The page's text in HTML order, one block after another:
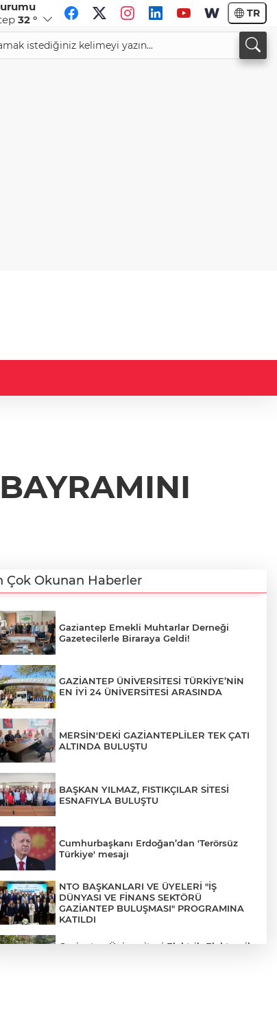
32 ° TR
%-0,21
33,9826
Çok Okunan Haberler
Gaziantep Emekli Muhtarlar Derneği
Gazetecilerle Biraraya Geldi!
GAZİANTEP ÜNİVERSİTESİ TÜRKİYE’NİN
EN İYİ 24 ÜNİVERSİTESİ ARASINDA
MERSİN'DEKİ GAZİANTEPLİLER TEK ÇATI
ALTINDA BULUŞTU
BAŞKAN YILMAZ, FISTIKÇILAR SİTESİ
ESNAFIYLA BULUŞTU
Cumhurbaşkanı Erdoğan’dan 'Terörsüz
Türkiye' mesajı
NTO BAŞKANLARI VE ÜYELERİ "İŞ
DÜNYASI VE FİNANS SEKTÖRÜ
GAZİANTEP BULUŞMASI" PROGRAMINA
KATILDI
Gaziantep Üniversitesi Elektrik-Elektronik